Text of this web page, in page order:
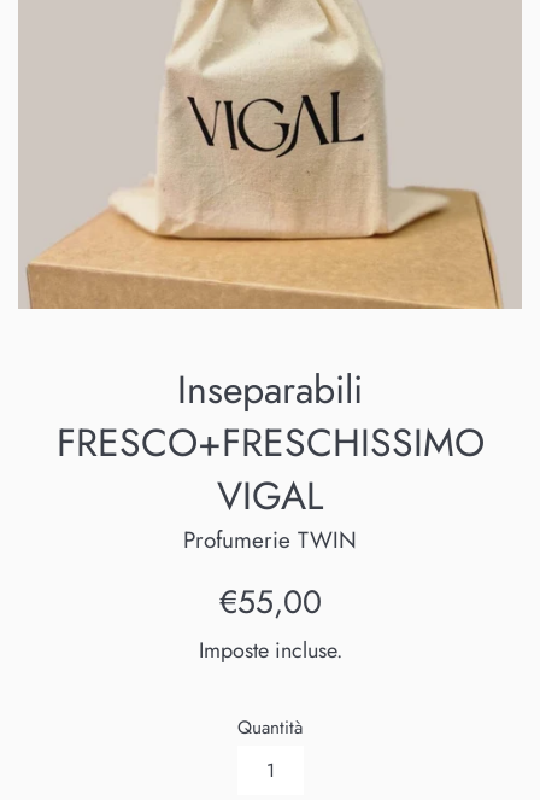
Inseparabili
FRESCO+FRESCHISSIMO
VIGAL
Profumerie TWIN
Prezzo
listino
€55,00
Imposte incluse.
Quantità